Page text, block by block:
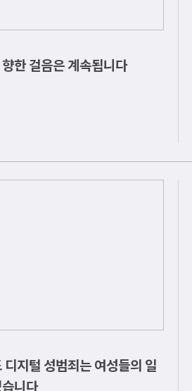
한 걸음은 계속됩니다
지털 성범죄는 여성들의 일
니다